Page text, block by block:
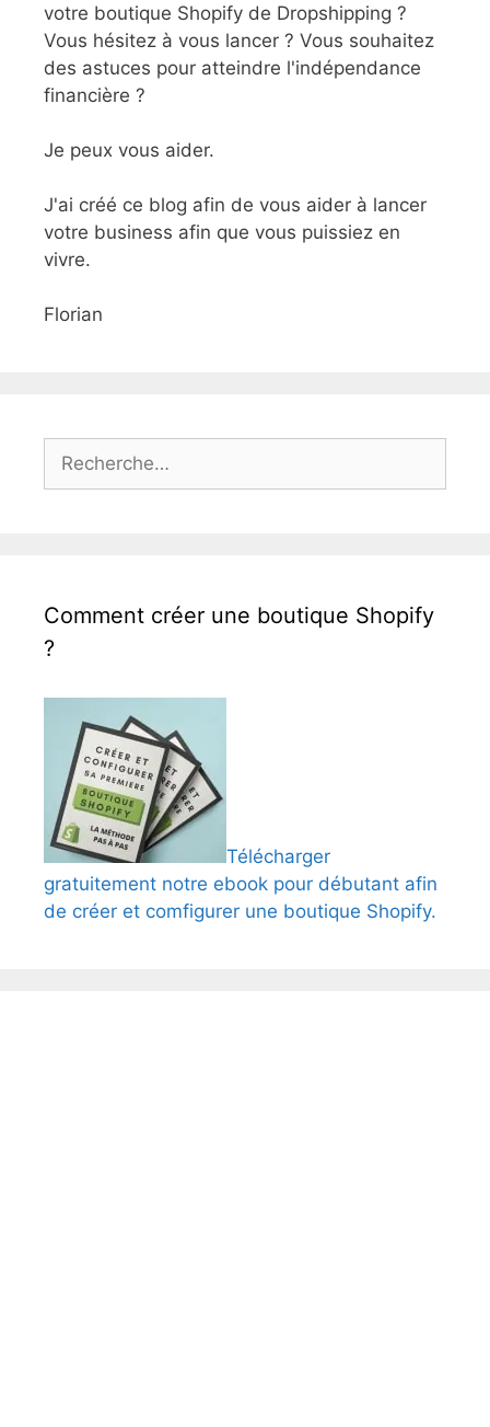
votre boutique Shopify de Dropshipping ?
Vous hésitez à vous lancer ? Vous souhaitez
des astuces pour atteindre l'indépendance
financière ?
Je peux vous aider.
J'ai créé ce blog afin de vous aider à lancer
votre business afin que vous puissiez en
vivre.
Florian
Comment créer une boutique Shopify
?
Télécharger
gratuitement notre ebook pour débutant afin
de créer et comfigurer une boutique Shopify.